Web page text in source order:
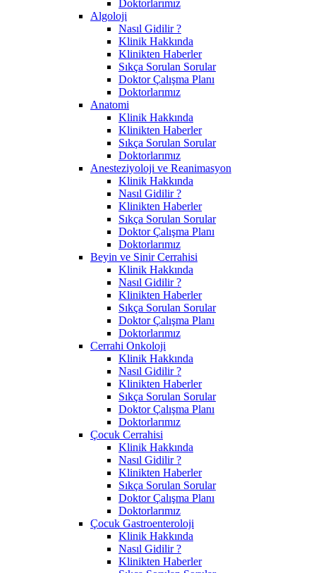
Doktorlarımız
Algoloji
Nasıl Gidilir ?
Klinik Hakkında
Klinikten Haberler
Sıkça Sorulan Sorular
Doktor Çalışma Planı
Doktorlarımız
Anatomi
Klinik Hakkında
Klinikten Haberler
Sıkça Sorulan Sorular
Doktorlarımız
Anesteziyoloji ve Reanimasyon
Klinik Hakkında
Nasıl Gidilir ?
Klinikten Haberler
Sıkça Sorulan Sorular
Doktor Çalışma Planı
Doktorlarımız
Beyin ve Sinir Cerrahisi
Klinik Hakkında
Nasıl Gidilir ?
Klinikten Haberler
Sıkça Sorulan Sorular
Doktor Çalışma Planı
Doktorlarımız
Cerrahi Onkoloji
Klinik Hakkında
Nasıl Gidilir ?
Klinikten Haberler
Sıkça Sorulan Sorular
Doktor Çalışma Planı
Doktorlarımız
Çocuk Cerrahisi
Klinik Hakkında
Nasıl Gidilir ?
Klinikten Haberler
Sıkça Sorulan Sorular
Doktor Çalışma Planı
Doktorlarımız
Çocuk Gastroenteroloji
Klinik Hakkında
Nasıl Gidilir ?
Klinikten Haberler